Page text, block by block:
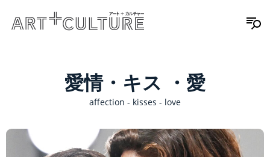
愛情・キス ・愛
affection - kisses - love